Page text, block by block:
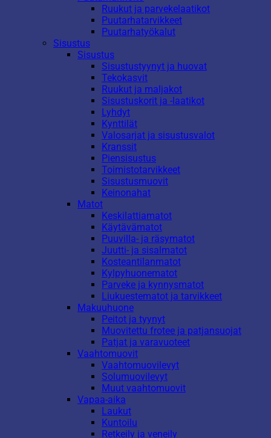
Ruukut ja parvekelaatikot
Puutarhatarvikkeet
Puutarhatyökalut
Sisustus
Sisustus
Sisustustyynyt ja huovat
Tekokasvit
Ruukut ja maljakot
Sisustuskorit ja -laatikot
Lyhdyt
Kynttilät
Valosarjat ja sisustusvalot
Kranssit
Piensisustus
Toimistotarvikkeet
Sisustusmuovit
Keinonahat
Matot
Keskilattiamatot
Käytävämatot
Puuvilla- ja räsymatot
Juutti- ja sisalmatot
Kosteantilanmatot
Kylpyhuonematot
Parveke ja kynnysmatot
Liukuestematot ja tarvikkeet
Makuuhuone
Peitot ja tyynyt
Muovitettu frotee ja patjansuojat
Patjat ja varavuoteet
Vaahtomuovit
Vaahtomuovilevyt
Solumuovilevyt
Muut vaahtomuovit
Vapaa-aika
Laukut
Kuntoilu
Retkeily ja veneily